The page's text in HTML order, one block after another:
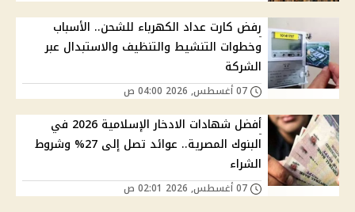
رفض كارت عداد الكهرباء للشحن.. الأسباب
وخطوات التنشيط والتنظيف والاستبدال عبر
الشركة
أفضل شهادات الادخار الإسلامية 2026 في
البنوك المصرية.. عوائد تصل إلى 27% وشروط
الشراء